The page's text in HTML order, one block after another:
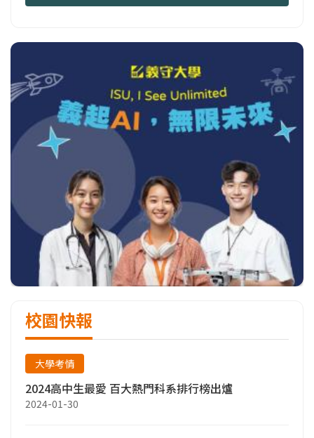
校園快報
大學考情
2024高中生最愛 百大熱門科系排行榜出爐
2024-01-30